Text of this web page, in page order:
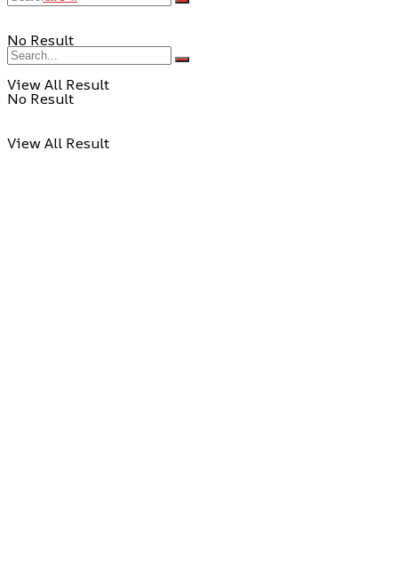
No Result
View All Result
No Result
View All Result